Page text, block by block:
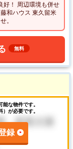
好！ 周辺環境も併せ
和ハウス 東久留米
。
無料
な物件です。
が必要です。
録